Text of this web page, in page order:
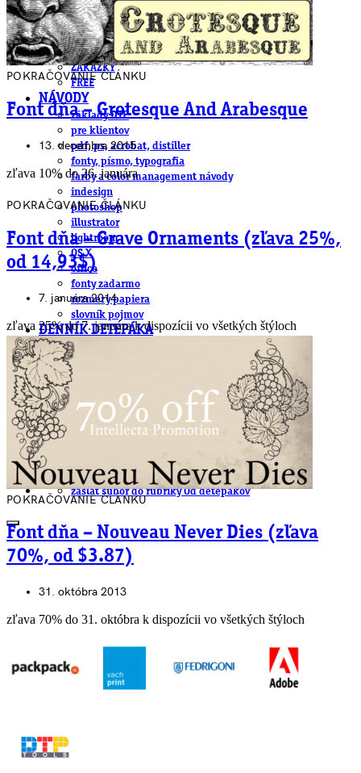
obludárium
video
pracovné ponuky
DeTePe [dtp]
ZÁKAZKY
FREE
NÁVODY
základy DTP
pre klientov
pdf, ps, acrobat, distiller
fonty, písmo, typografia
farby a color management návody
indesign
photoshop
illustrator
lightroom
OS X
office
fonty zadarmo
rozmery papiera
slovník pojmov
DENNÍK DETEPÁKA
OD DETEPÁKOV
ODKAZY
EAN generátor
QR generátor
.cdr online konvertor
lorem ipsum generátor
WORKSHOPY
BAZÁR
zaslať súbor do rubriky Od detepákov
POKRAČOVANIE ČLÁNKU
Font dňa – Grotesque And Arabesque
13. decembra 2015
zľava 10% do 26. januára
POKRAČOVANIE ČLÁNKU
Font dňa – Grave Ornaments (zľava 25%,
od 14,93$)
7. januára 2014
zľava 25% do 7. januára k dispozícii vo všetkých štýloch
POKRAČOVANIE ČLÁNKU
Font dňa – Nouveau Never Dies (zľava
70%, od $3.87)
31. októbra 2013
zľava 70% do 31. októbra k dispozícii vo všetkých štýloch